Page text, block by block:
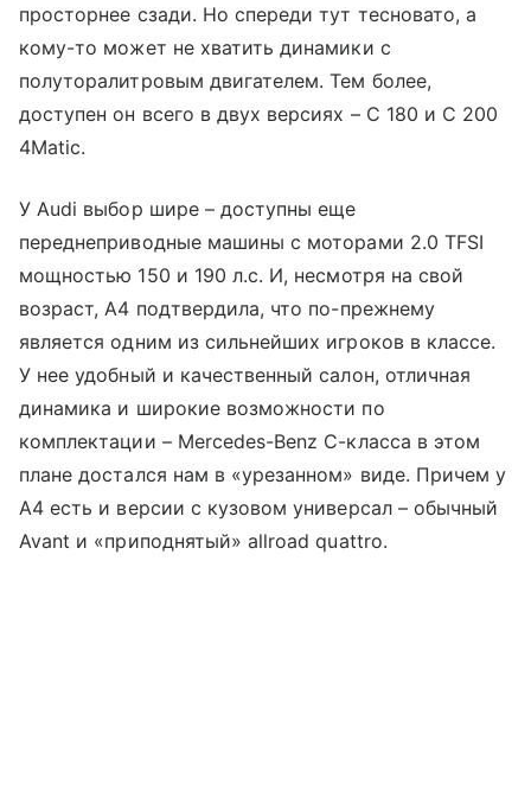
просторнее сзади. Но спереди тут тесновато, а
кому-то может не хватить динамики с
полуторалитровым двигателем. Тем более,
доступен он всего в двух версиях – С 180 и С 200
4Matic.
У Audi выбор шире – доступны еще
переднеприводные машины с моторами 2.0 TFSI
мощностью 150 и 190 л.с. И, несмотря на свой
возраст, A4 подтвердила, что по-прежнему
является одним из сильнейших игроков в классе.
У нее удобный и качественный салон, отличная
динамика и широкие возможности по
комплектации – Mercedes-Benz C-класса в этом
плане достался нам в «урезанном» виде. Причем у
A4 есть и версии с кузовом универсал – обычный
Avant и «приподнятый» allroad quattro.